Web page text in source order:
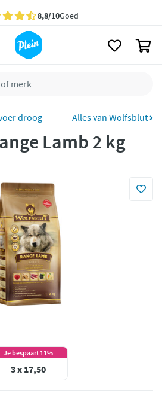
bezorging vanaf 35,- *
besteld,
retourneren
CO2 neutraal
met Klarna
droog Alles van Wolfsblut
Lamb 2 kg
Je bespaart 11%
3 x 17,50